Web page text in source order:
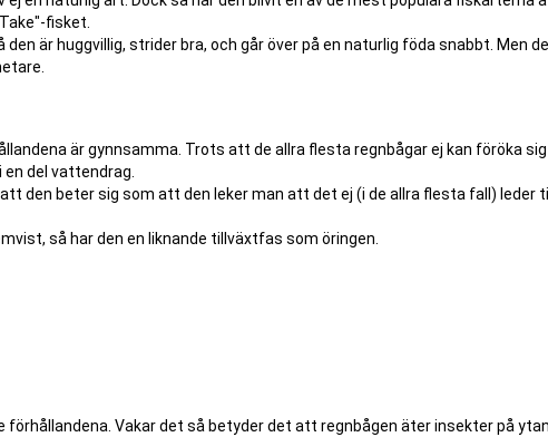
fisket.
är huggvillig, strider bra, och går över på en naturlig föda snabbt. Men
är gynnsamma. Trots att de allra flesta regnbågar ej kan föröka
del vattendrag.
den beter sig som att den leker man att det ej (i de allra flesta fall) leder
så har den en liknande tillväxtfas som öringen.
Vakar det så betyder det att regnbågen äter insekter på